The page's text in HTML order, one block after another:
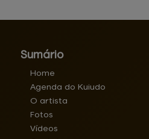
Sumário
Home
Agenda do Kuiudo
O artista
Fotos
Vídeos